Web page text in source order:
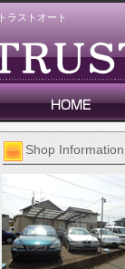
トラストオート
Shop Information